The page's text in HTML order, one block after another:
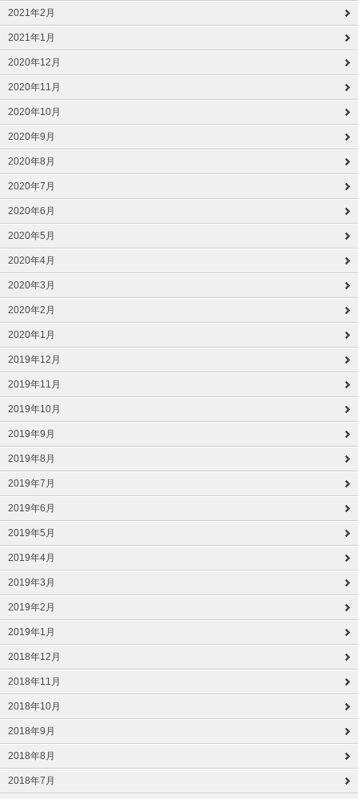
2021年2月
2021年1月
2020年12月
2020年11月
2020年10月
2020年9月
2020年8月
2020年7月
2020年6月
2020年5月
2020年4月
2020年3月
2020年2月
2020年1月
2019年12月
2019年11月
2019年10月
2019年9月
2019年8月
2019年7月
2019年6月
2019年5月
2019年4月
2019年3月
2019年2月
2019年1月
2018年12月
2018年11月
2018年10月
2018年9月
2018年8月
2018年7月